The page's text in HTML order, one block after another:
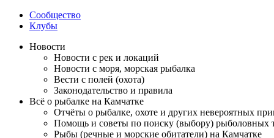
Сообщество
Клубы
Новости
Новости с рек и локаций
Новости с моря, морская рыбалка
Вести с полей (охота)
Законодательство и правила
Всё о рыбалке на Камчатке
Отчёты о рыбалке, охоте и других невероятных
Помощь и советы по поиску (выбору) рыболовных
Рыбы (речные и морские обитатели) на Камчатке